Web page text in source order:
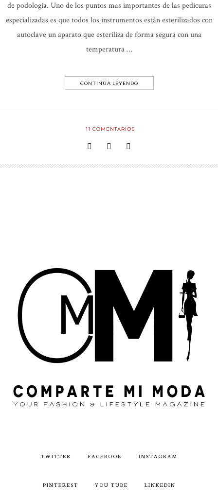
de podología. Uno de los puntos mas importantes de las pedicuras
especializadas es que todos los instrumentos están esterilizados con
autoclave un aparato que esteriliza de forma segura con una
temperatura …
CONTINÚA LEYENDO
11 COMENTARIOS
TWITTER FACEBOOK INSTAGRAM
PINTEREST YOU TUBE LINKEDIN